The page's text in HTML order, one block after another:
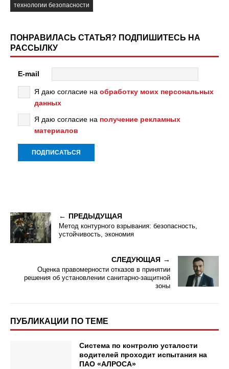
технологии безопасности
ПОНРАВИЛАСЬ СТАТЬЯ? ПОДПИШИТЕСЬ НА
РАССЫЛКУ
E-mail
Я даю согласие на обработку моих персональных
данных
Я даю согласие на получение рекламных
материалов
ПРЕДЫДУЩАЯ
Метод контурного взрывания: безопасность,
устойчивость, экономия
СЛЕДУЮЩАЯ
Оценка правомерности отказов в принятии
решения об установлении санитарно-защитной
зоны
ПУБЛИКАЦИИ ПО ТЕМЕ
Система по контролю усталости
водителей проходит испытания на
ПАО «АЛРОСА»